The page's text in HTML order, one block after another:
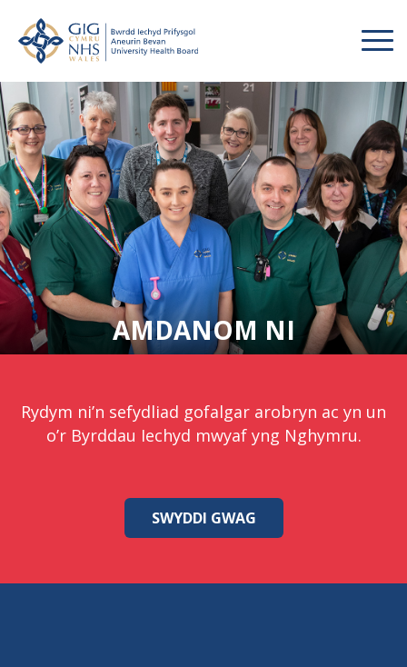
AMDANOM NI
Rydym ni’n sefydliad gofalgar arobryn ac yn un
o’r Byrddau Iechyd mwyaf yng Nghymru.
SWYDDI GWAG